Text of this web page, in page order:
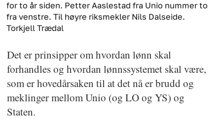
for to år siden. Petter Aaslestad fra Unio nummer to
fra venstre. Til høyre riksmekler Nils Dalseide.
Torkjell Trædal
Det er prinsipper om hvordan lønn skal
forhandles og hvordan lønnssystemet skal være,
som er hovedårsaken til at det nå er brudd og
meklinger mellom Unio (og LO og YS) og
Staten.